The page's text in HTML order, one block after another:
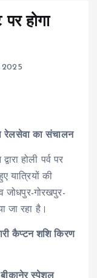
होगा
2025
रेलसेवा का संचालन
होली पर्व पर
यात्रियों की
जोधपुर-गोरखपुर-
जा रहा है।
कैप्टन शशि किरण